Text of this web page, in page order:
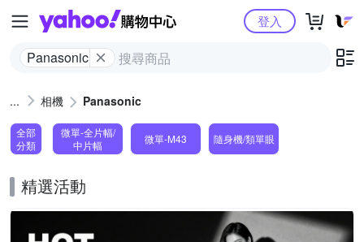
Yahoo購物中心
Panasonic
登入
相機 Panasonic
全部
分類
微單-全片幅/
中片幅
微單-M43 隨身機/類單眼
精選活動